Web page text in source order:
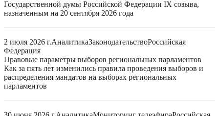
Государственной думы Российской Федерации IX созыва,
назначенным на 20 сентября 2026 года
2 июля 2026 г.АналитикаЗаконодательствоРоссийская
Федерация
Правовые параметры выборов региональных парламентов
Как за пять лет изменились правила проведения выборов и
распределения мандатов на выборах региональных
парламентов